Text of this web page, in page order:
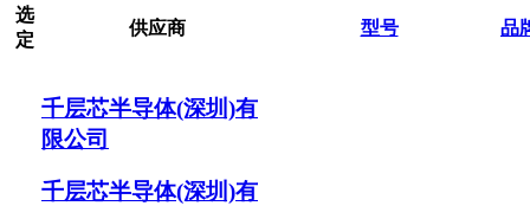
选
定
供应商 型号 品
千层芯半导体(深圳)有
限公司
千层芯半导体(深圳)有